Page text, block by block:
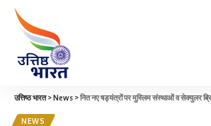
उत्तिष्ठ भारत>News >नित नए षड्यंत्रों पर मुस्लिम संस्थाओं व सेक्युलर ब्रिगेड
NEWS